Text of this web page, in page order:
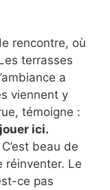
rencontre, où
terrasses
a
viennent y
témoigne :
ici.
C’est beau de
réinventer. Le
ce pas